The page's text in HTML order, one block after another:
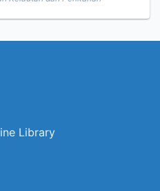
Library